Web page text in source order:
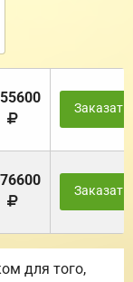
Заказать
Заказать
для того,